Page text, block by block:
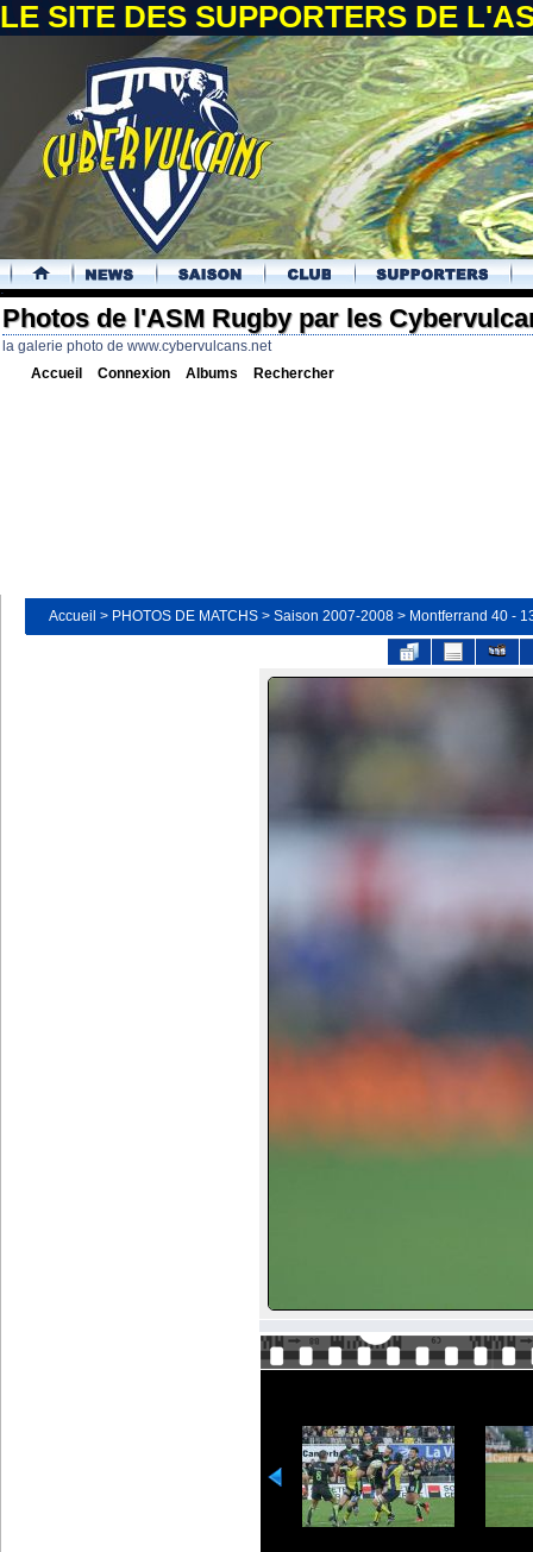
LE SITE DES SUPPORTERS DE
.
Photos de l'ASM Rugby par les
la galerie photo de www.cybervulcans.net
Accueil Connexion Albums Rechercher
Accueil > PHOTOS DE MATCHS > Saison 2007-2008 > Montferrand 40 -